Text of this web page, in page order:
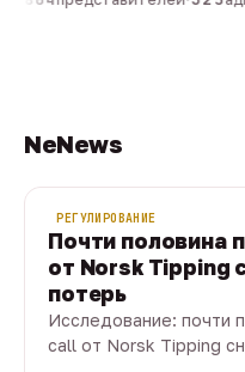
NeNews
РЕГУЛИРОВАНИЕ
Почти половина
от Norsk Tipping
потерь
Исследование: почти
call от Norsk Tipping